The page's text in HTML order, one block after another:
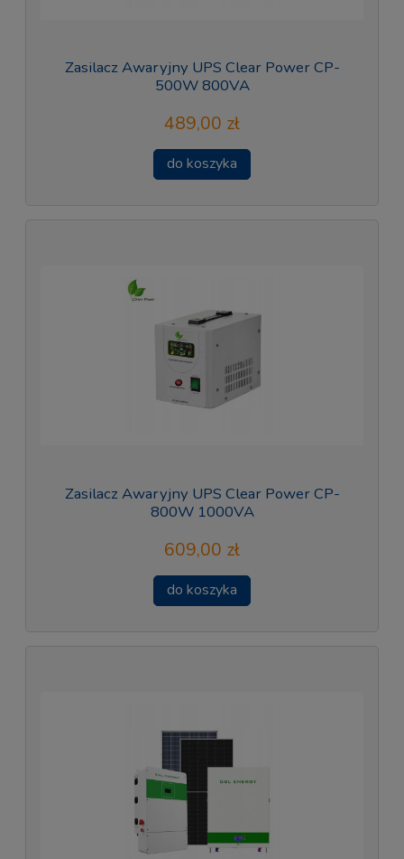
Zasilacz Awaryjny UPS Clear Power CP-
500W 800VA
489,00 zł
do koszyka
Zasilacz Awaryjny UPS Clear Power CP-
800W 1000VA
609,00 zł
do koszyka